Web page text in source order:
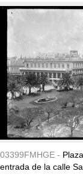
03399FMHGE -
entrada de la calle